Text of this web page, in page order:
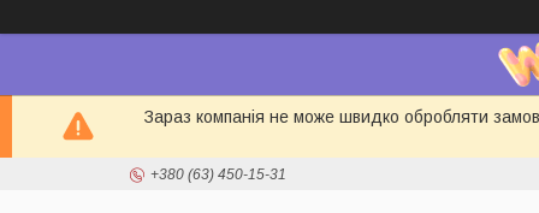
Зараз компанія не може швидко обробляти
+380 (63) 450-15-31